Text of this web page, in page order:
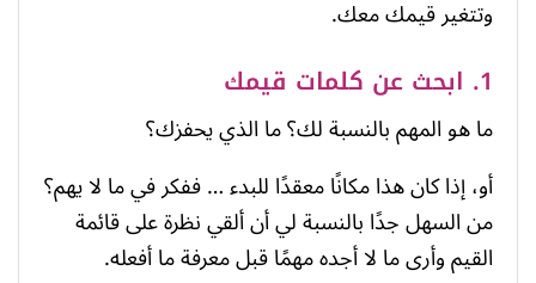
وتتغير قيمك معك.
1. ابحث عن كلمات قيمك
ما هو المهم بالنسبة لك؟ ما الذي يحفزك؟
أو، إذا كان هذا مكانًا معقدًا للبدء … ففكر في ما لا يهم؟
من السهل جدًا بالنسبة لي أن ألقي نظرة على قائمة
القيم وأرى ما لا أجده مهمًا قبل معرفة ما أفعله.